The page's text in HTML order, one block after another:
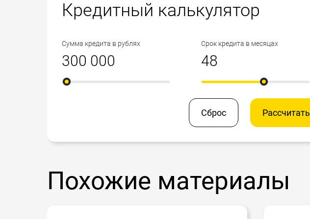
Кредитный калькулятор
Сумма кредита в рублях Срок кредита в месяцах
Сброс Рассчитать
Похожие материалы